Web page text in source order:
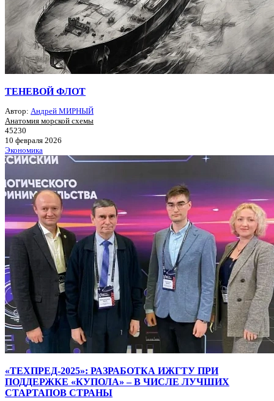
ТЕНЕВОЙ ФЛОТ
Автор: Андрей МИРНЫЙ
Анатомия морской схемы
45230
10 февраля 2026
Экономика
«ТЕХПРЕД-2025»: РАЗРАБОТКА ИЖГТУ ПРИ
ПОДДЕРЖКЕ «КУПОЛА» – В ЧИСЛЕ ЛУЧШИХ
СТАРТАПОВ СТРАНЫ